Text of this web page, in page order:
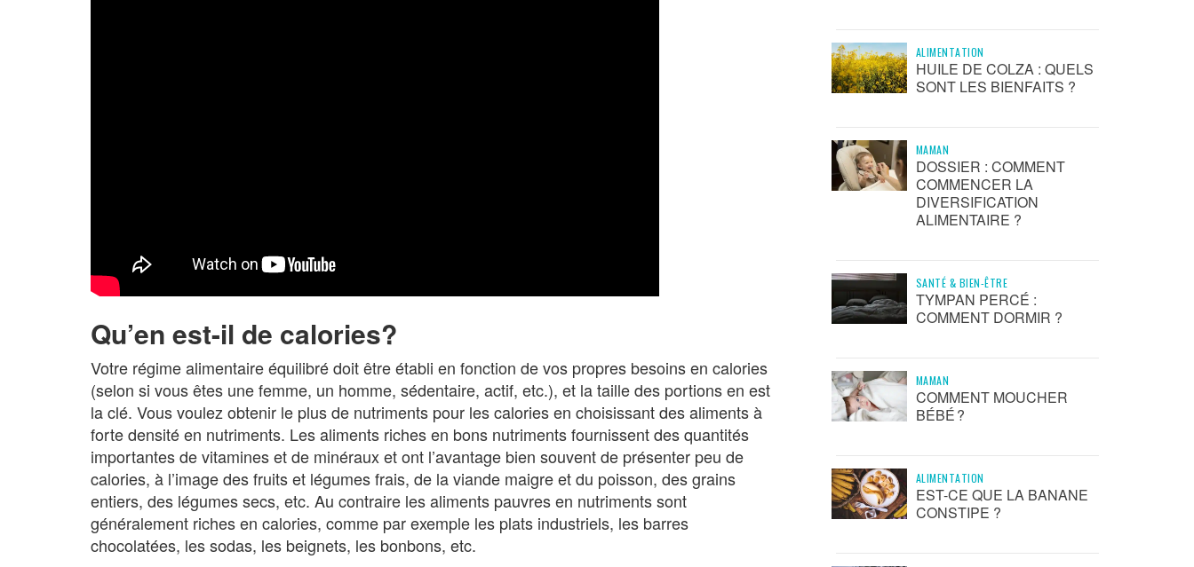
Qu’en est-il de calories?
Votre régime alimentaire équilibré doit être établi en fonction de vos propres besoins en calories
(selon si vous êtes une femme, un homme, sédentaire, actif, etc.), et la taille des portions en est
la clé. Vous voulez obtenir le plus de nutriments pour les calories en choisissant des aliments à
forte densité en nutriments. Les aliments riches en bons nutriments fournissent des quantités
importantes de vitamines et de minéraux et ont l’avantage bien souvent de présenter peu de
calories, à l’image des fruits et légumes frais, de la viande maigre et du poisson, des grains
entiers, des légumes secs, etc. Au contraire les aliments pauvres en nutriments sont
généralement riches en calories, comme par exemple les plats industriels, les barres
chocolatées, les sodas, les beignets, les bonbons, etc.
ALIMENTATION
HUILE DE COLZA : QUELS
SONT LES BIENFAITS ?
MAMAN
DOSSIER : COMMENT
COMMENCER LA
DIVERSIFICATION
ALIMENTAIRE ?
SANTÉ & BIEN-ÊTRE
TYMPAN PERCÉ :
COMMENT DORMIR ?
MAMAN
COMMENT MOUCHER
BÉBÉ ?
ALIMENTATION
EST-CE QUE LA BANANE
CONSTIPE ?